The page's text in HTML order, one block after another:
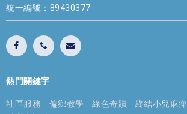
統一編號：89430377
熱門關鍵字
社區服務 偏鄉教學 綠色奇蹟 終結小兒麻痺